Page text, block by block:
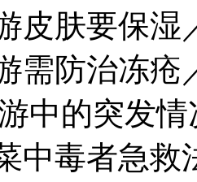
皮肤要保湿
需防治冻疮
中的突发情
中毒者急救